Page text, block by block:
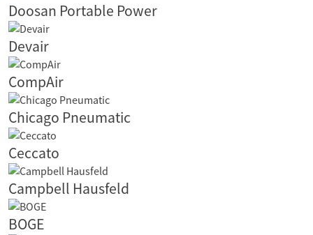
Doosan Portable Power
Devair
CompAir
Chicago Pneumatic
Ceccato
Campbell Hausfeld
BOGE